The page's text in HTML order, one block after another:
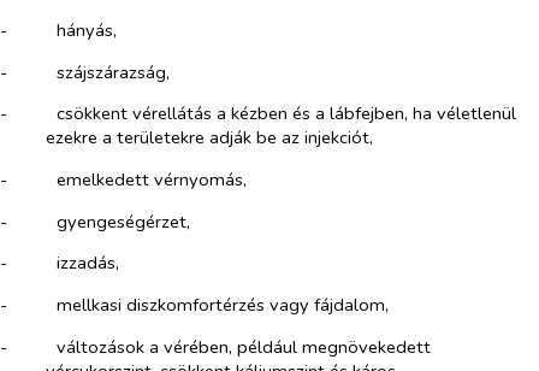
-​
hányás,
-​
szájszárazság,
-​
csökkent vérellátás a kézben és a lábfejben, ha véletlenül
ezekre a területekre adják be az injekciót,
-​
emelkedett vérnyomás,
-​
gyengeségérzet,
-​
izzadás,
-​
mellkasi diszkomfortérzés vagy fájdalom,
-​
változások a vérében, például megnövekedett